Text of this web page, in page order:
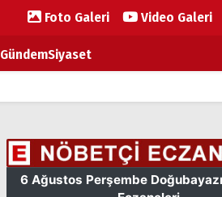
Foto Galeri Video Galeri
GündemSiyaset